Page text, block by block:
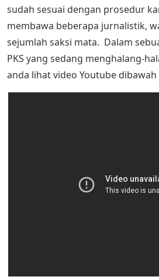
sudah sesuai dengan prosedur
membawa beberapa jurnalistik,
sejumlah saksi mata. Dalam
PKS yang sedang menghalang-
anda lihat video Youtube dibawah